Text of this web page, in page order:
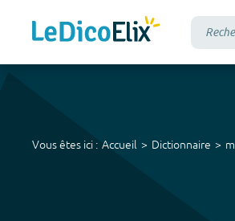
Vous êtes ici : Accueil Dictionnaire